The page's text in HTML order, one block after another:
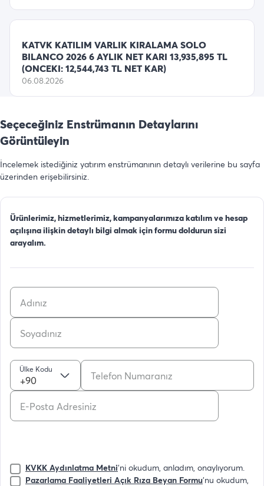
KATVK KATILIM VARLIK KIRALAMA SOLO
BILANCO 2026 6 AYLIK NET KARI 13,935,895 TL
(ONCEKI: 12,544,743 TL NET KAR)
06.08.2026
Seçeceğiniz Enstrümanın Detaylarını
Görüntüleyin
İncelemek istediğiniz yatırım enstrümanının detaylı verilerine bu sayfa
üzerinden erişebilirsiniz.
Ürünlerimiz, hizmetlerimiz, kampanyalarımıza katılım ve hesap
açılışına ilişkin detaylı bilgi almak için formu doldurun sizi
arayalım.
Ülke Kodu
+90
KVKK Aydınlatma Metni'ni okudum, anladım, onaylıyorum.
Pazarlama Faaliyetleri Açık Rıza Beyan Formu'nu okudum,